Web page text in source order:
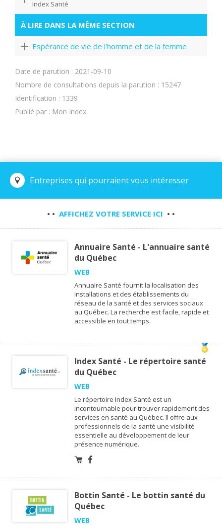
Index Santé
À LIRE DANS LA MÊME SECTION
Espérance de vie de l'homme et de la femme
Date de parution : 2021-09-10
Nombre de consultations depuis la parution : 15247
Identification : 1339
Publié par : Mon Index
Entreprises qui pourraient vous intéresser
• • AFFICHEZ VOTRE SERVICE ICI • •
Annuaire Santé - L'annuaire santé
du Québec
WEB
Annuaire Santé fournit la localisation des
installations et des établissements du
réseau de la santé et des services sociaux
au Québec. La recherche est facile, rapide et
accessible en tout temps.
Index Santé - Le répertoire santé
du Québec
WEB
Le répertoire Index Santé est un
incontournable pour trouver rapidement des
services en santé au Québec. Il offre aux
professionnels de la santé une visibilité
essentielle au développement de leur
présence numérique.
Bottin Santé - Le bottin santé du
Québec
WEB